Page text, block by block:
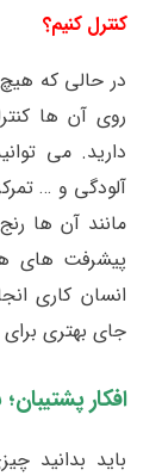
کنترل کنیم؟
در حالی که
روی آن ها
دارید. می
آلودگی و …
مانند آن ها
پیشرفت های
انسان کاری
جای بهتری
افکار
باید بدانید